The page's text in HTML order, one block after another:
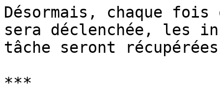
Désormais, chaque
sera déclenchée, les
tâche seront
***